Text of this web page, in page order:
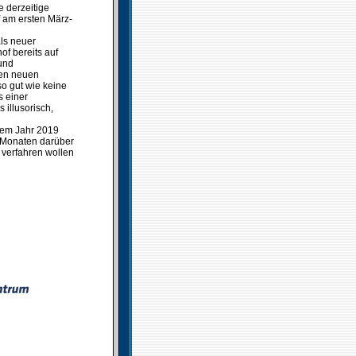
derzeitige
ersten März-
neuer
bereits auf
neuen
gut wie keine
einer
illusorisch,
Jahr 2019
darüber
wollen